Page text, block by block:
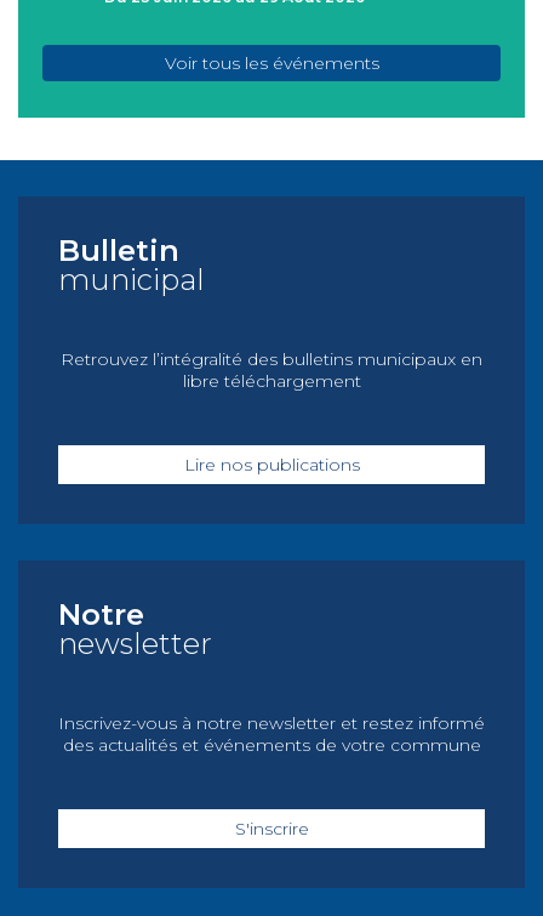
Voir tous les événements
Bulletin
municipal
Retrouvez l’intégralité des bulletins municipaux en
libre téléchargement
Lire nos publications
Notre
newsletter
Inscrivez-vous à notre newsletter et restez informé
des actualités et événements de votre commune
S'inscrire